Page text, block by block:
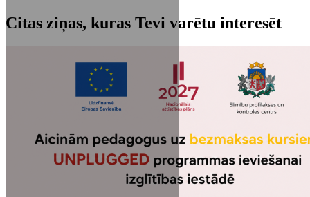
Citas ziņas, kuras Tevi varētu interesēt